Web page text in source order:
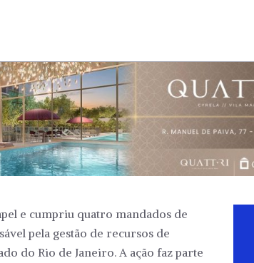
e cumpriu quatro mandados de
pela gestão de recursos de
do Rio de Janeiro. A ação faz parte